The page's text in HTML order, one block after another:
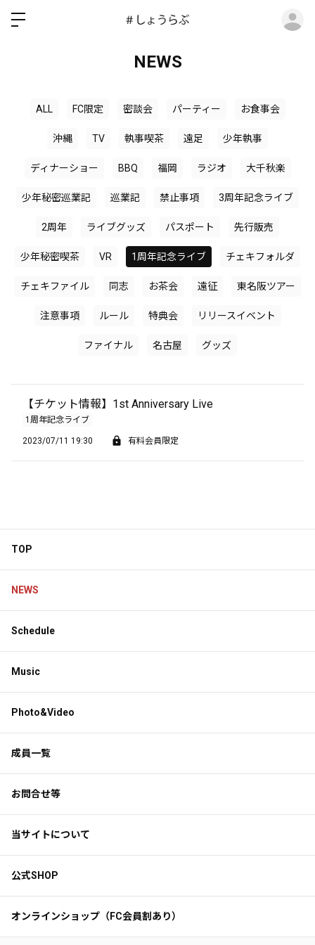
NEWS
ALL FC限定 密談会 パーティー お食事会
沖縄 TV 執事喫茶 遠足 少年執事
ディナーショー BBQ 福岡 ラジオ 大千秋楽
少年秘密巡業記 巡業記 禁止事項 3周年記念ライブ
2周年 ライブグッズ パスポート 先行販売
少年秘密喫茶 VR 1周年記念ライブ チェキフォルダ
チェキファイル 同志 お茶会 遠征 東名阪ツアー
注意事項 ルール 特典会 リリースイベント
ファイナル 名古屋 グッズ
【チケット情報】1st Anniversary Live
1周年記念ライブ
2023/07/11 19:30 有料会員限定
TOP
NEWS
Schedule
Music
Photo&Video
成員一覧
お問合せ等
当サイトについて
公式SHOP
オンラインショップ（FC会員割あり）